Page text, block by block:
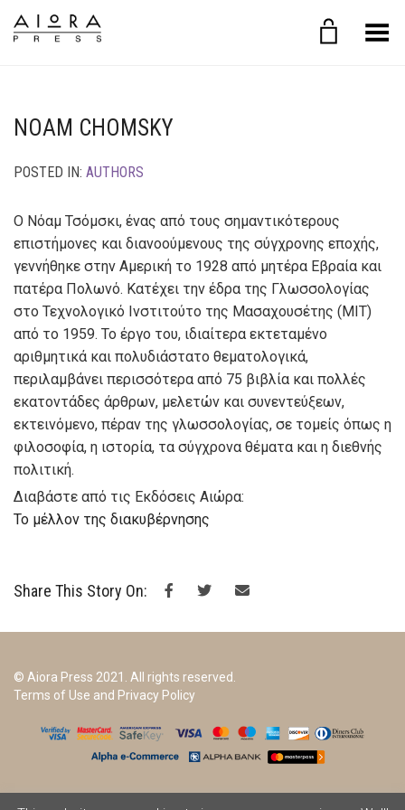
Toggle Menu
NOAM CHOMSKY
POSTED IN: AUTHORS
Ο Νόαμ Τσόμσκι, ένας από τους σημαντικότερους
επιστήμονες και διανοούμενους της σύγχρονης εποχής,
γεννήθηκε στην Αμερική το 1928 από μητέρα Εβραία και
πατέρα Πολωνό. Κατέχει την έδρα της Γλωσσολογίας
στο Τεχνολογικό Ινστιτούτο της Μασαχουσέτης (ΜΙΤ)
από το 1959. Το έργο του, ιδιαίτερα εκτεταμένο
αριθμητικά και πολυδιάστατο θεματολογικά,
περιλαμβάνει περισσότερα από 75 βιβλία και πολλές
εκατοντάδες άρθρων, μελετών και συνεντεύξεων,
εκτεινόμενο, πέραν της γλωσσολογίας, σε τομείς όπως η
φιλοσοφία, η ιστορία, τα σύγχρονα θέματα και η διεθνής
πολιτική.
Διαβάστε από τις Εκδόσεις Αιώρα:
Το μέλλον της διακυβέρνησης
Share This Story On:
© Aiora Press 2021. All rights reserved.
Terms of Use and Privacy Policy